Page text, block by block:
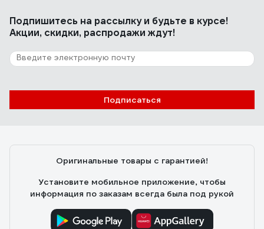
Подпишитесь на рассылкуи будьте в курсе!
Акции, скидки, распродажи ждут!
Подписаться
Оригинальные товары с гарантией!
Установите мобильное приложение, чтобы
информация по заказам всегда была под рукой